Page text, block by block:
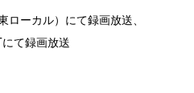
ーカル）にて録画放送、
て録画放送